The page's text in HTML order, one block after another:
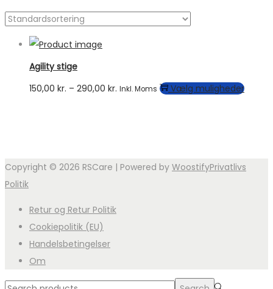
Agility stige
150,00 kr. – 290,00 kr. Prisinterval:
Inkl. Moms Vælg mulighederDette
Copyright © 2026 RSCare | Powered by WoostifyPrivatlivs
Politik
Retur og Retur Politik
Cookiepolitik (EU)
Handelsbetingelser
Om
Search